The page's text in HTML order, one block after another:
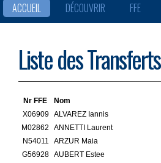
ACCUEIL DÉCOUVRIR FFE
Liste des Transferts
Nr FFE Nom
X06909 ALVAREZ Iannis
M02862
ANNETTI Laurent
N54011
ARZUR Maia
G56928 AUBERT Estee